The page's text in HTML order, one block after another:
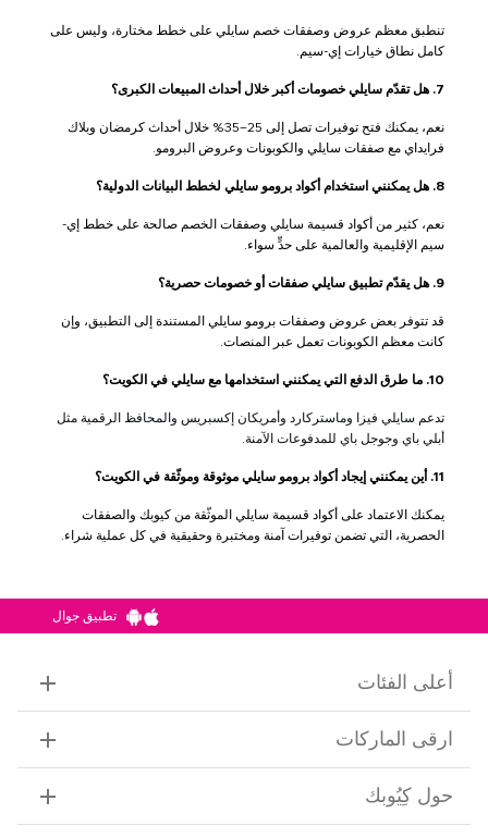
تنطبق معظم عروض وصفقات خصم سايلي على خطط مختارة، وليس على
كامل نطاق خيارات إي-سيم.
7. هل تقدّم سايلي خصومات أكبر خلال أحداث المبيعات الكبرى؟
نعم، يمكنك فتح توفيرات تصل إلى 25–35% خلال أحداث كرمضان وبلاك
فرايداي مع صفقات سايلي والكوبونات وعروض البرومو.
8. هل يمكنني استخدام أكواد برومو سايلي لخطط البيانات الدولية؟
نعم، كثير من أكواد قسيمة سايلي وصفقات الخصم صالحة على خطط إي-
سيم الإقليمية والعالمية على حدٍّ سواء.
9. هل يقدّم تطبيق سايلي صفقات أو خصومات حصرية؟
قد تتوفر بعض عروض وصفقات برومو سايلي المستندة إلى التطبيق، وإن
كانت معظم الكوبونات تعمل عبر المنصات.
10. ما طرق الدفع التي يمكنني استخدامها مع سايلي في الكويت؟
تدعم سايلي فيزا وماستركارد وأمريكان إكسبريس والمحافظ الرقمية مثل
أبلي باي وجوجل باي للمدفوعات الآمنة.
11. أين يمكنني إيجاد أكواد برومو سايلي موثوقة وموثّقة في الكويت؟
يمكنك الاعتماد على أكواد قسيمة سايلي الموثّقة من كيوبك والصفقات
الحصرية، التي تضمن توفيرات آمنة ومختبرة وحقيقية في كل عملية شراء.
تطبيق جوال
أعلى الفئات
ارقى الماركات
حول كِيُوبك